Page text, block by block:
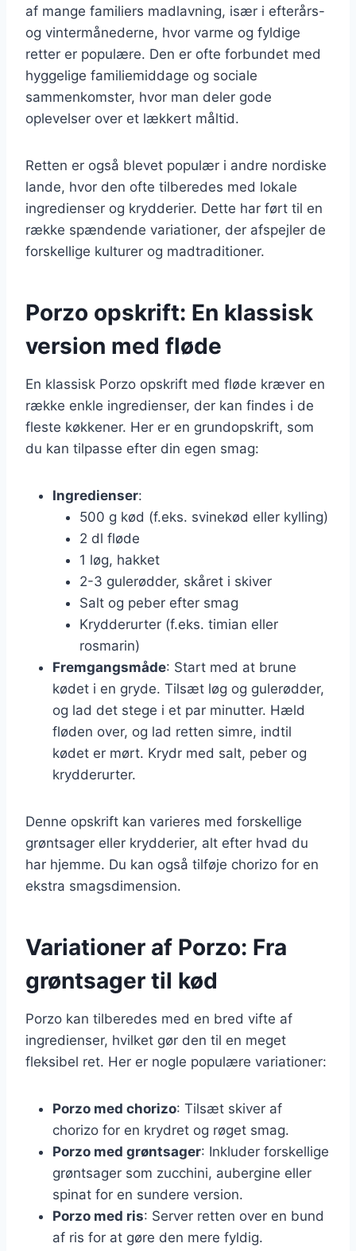
af mange familiers madlavning, især i efterårs-
og vintermånederne, hvor varme og fyldige
retter er populære. Den er ofte forbundet med
hyggelige familiemiddage og sociale
sammenkomster, hvor man deler gode
oplevelser over et lækkert måltid.
Retten er også blevet populær i andre nordiske
lande, hvor den ofte tilberedes med lokale
ingredienser og krydderier. Dette har ført til en
række spændende variationer, der afspejler de
forskellige kulturer og madtraditioner.
Porzo opskrift: En klassisk
version med fløde
En klassisk Porzo opskrift med fløde kræver en
række enkle ingredienser, der kan findes i de
fleste køkkener. Her er en grundopskrift, som
du kan tilpasse efter din egen smag:
Ingredienser:
500 g kød (f.eks. svinekød eller kylling)
2 dl fløde
1 løg, hakket
2-3 gulerødder, skåret i skiver
Salt og peber efter smag
Krydderurter (f.eks. timian eller
rosmarin)
Fremgangsmåde: Start med at brune
kødet i en gryde. Tilsæt løg og gulerødder,
og lad det stege i et par minutter. Hæld
fløden over, og lad retten simre, indtil
kødet er mørt. Krydr med salt, peber og
krydderurter.
Denne opskrift kan varieres med forskellige
grøntsager eller krydderier, alt efter hvad du
har hjemme. Du kan også tilføje chorizo for en
ekstra smagsdimension.
Variationer af Porzo: Fra
grøntsager til kød
Porzo kan tilberedes med en bred vifte af
ingredienser, hvilket gør den til en meget
fleksibel ret. Her er nogle populære variationer:
Porzo med chorizo: Tilsæt skiver af
chorizo for en krydret og røget smag.
Porzo med grøntsager: Inkluder forskellige
grøntsager som zucchini, aubergine eller
spinat for en sundere version.
Porzo med ris: Server retten over en bund
af ris for at gøre den mere fyldig.